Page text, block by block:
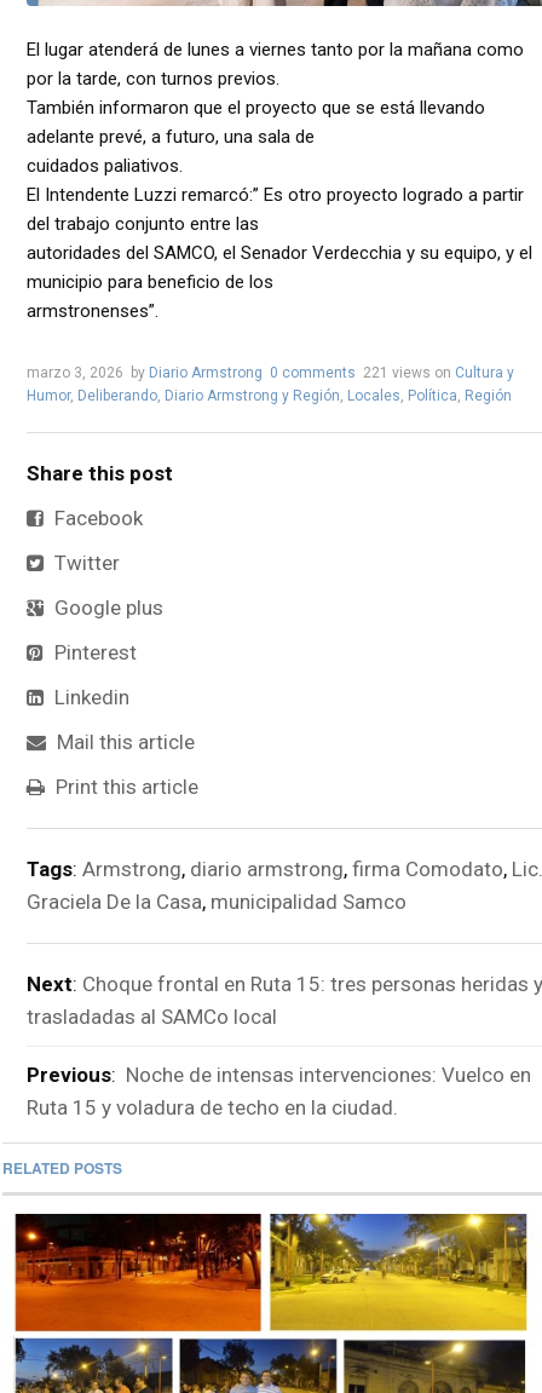
El lugar atenderá de lunes a viernes tanto por la mañana como
por la tarde, con turnos previos.
También informaron que el proyecto que se está llevando
adelante prevé, a futuro, una sala de
cuidados paliativos.
El Intendente Luzzi remarcó:” Es otro proyecto logrado a partir
del trabajo conjunto entre las
autoridades del SAMCO, el Senador Verdecchia y su equipo, y el
municipio para beneficio de los
armstronenses”.
marzo 3, 2026 by Diario Armstrong 0 comments 221 views on Cultura y
Humor, Deliberando Diario Armstrong y Región Locales Política Región
Share this post
Facebook
Twitter
Google plus
Pinterest
Linkedin
Mail this article
Print this article
Tags: Armstrong, diario armstrong, firma Comodato, Lic.
Graciela De la Casa, municipalidad Samco
Next: Choque frontal en Ruta 15: tres personas heridas y
trasladadas al SAMCo local
Previous: Noche de intensas intervenciones: Vuelco en
Ruta 15 y voladura de techo en la ciudad.
RELATED POSTS